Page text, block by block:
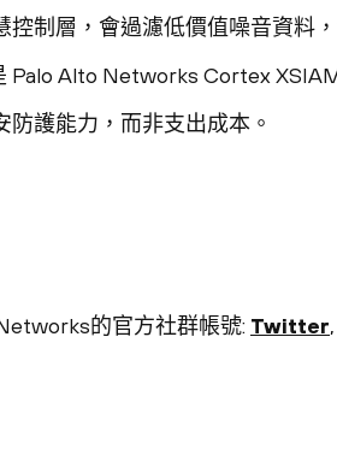
控制層，會過濾低價值噪音資料
Palo Alto Networks Cortex
防護能力，而非支出成本。
的官方社群帳號: Twitter,